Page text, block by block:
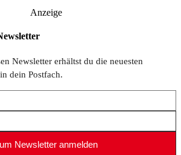
Anzeige
Newsletter erhältst du die neuesten
dein Postfach.